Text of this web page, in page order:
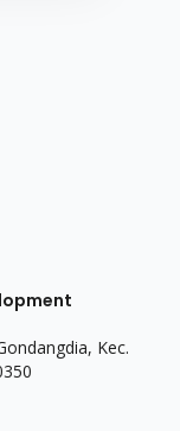
Kec.